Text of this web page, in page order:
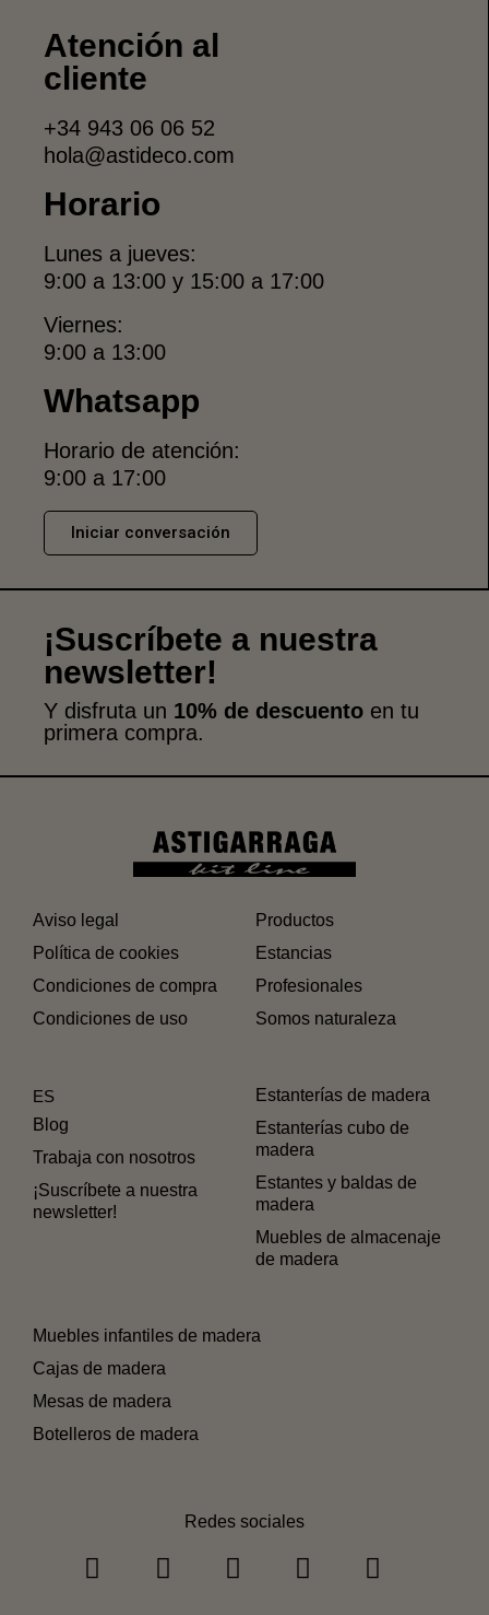
Atención al
cliente
+34 943 06 06 52
hola@astideco.com
Horario
Lunes a jueves:
9:00 a 13:00 y 15:00 a 17:00
Viernes:
9:00 a 13:00
Whatsapp
Horario de atención:
9:00 a 17:00
Iniciar conversación
¡Suscríbete a nuestra
newsletter!
Y disfruta un 10% de descuento en tu
primera compra.
Aviso legal
Política de cookies
Condiciones de compra
Condiciones de uso
Productos
Estancias
Profesionales
Somos naturaleza
ES
Blog
Trabaja con nosotros
¡Suscríbete a nuestra
newsletter!
Estanterías de madera
Estanterías cubo de
madera
Estantes y baldas de
madera
Muebles de almacenaje
de madera
Muebles infantiles de madera
Cajas de madera
Mesas de madera
Botelleros de madera
Redes sociales